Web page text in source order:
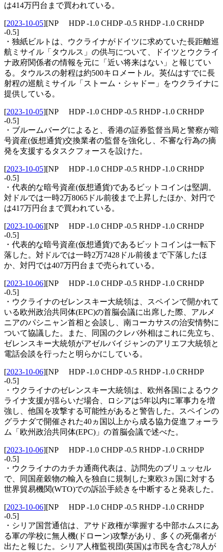
は414万円台まで買われている。
[2023-10-05][NP HDP -1.0 CHDP -0.5 RHDP -1.0 CRHDP
-0.5]
・独紙ビルトは、ウクライナがドイツに求めていた長距離巡
航ミサイル「タウルス」の供与について、ドイツとウクライ
ナ政府関係者の情報を元に「近い将来はない」と報じてい
る。タウルスの射程は約500キロメートル。英仏はすでに長
射程の巡航ミサイル「ストーム・シャドー」をウクライナに
提供している。
[2023-10-05][NP HDP -1.0 CHDP -0.5 RHDP -1.0 CRHDP
-0.5]
・ブルームバーグによると、香港の証券監督当局と警察が暗
号資産(仮想通貨)交換業者の監督を強化し、不審な行為の摘
発を支援するタスクフォースを設けた。
[2023-10-05][NP HDP -1.0 CHDP -0.5 RHDP -1.0 CRHDP
-0.5]
・代表的な暗号資産(仮想通貨)であるビットコインは堅調。
対ドルでは一時2万8065ドル前後まで上昇したほか、対円で
は417万円台まで買われている。
[2023-10-06][NP HDP -1.0 CHDP -0.5 RHDP -1.0 CRHDP
-0.5]
・代表的な暗号資産(仮想通貨)であるビットコインは一転下
落した。対ドルでは一時2万7428ドル前後まで下落したほ
か、対円では407万円台まで売られている。
[2023-10-06][NP HDP -1.0 CHDP -0.5 RHDP -1.0 CRHDP
-0.5]
・ウクライナのゼレンスキー大統領は、スペインで開かれて
いる欧州政治共同体(EPC)の首脳会議に出席した際、アルメ
ニアのパシニャン首相と会談し、南コーカサスの治安情勢に
ついて協議した。また、同国のクレバ外相はこれに先立ち、
ゼレンスキー大統領がアゼルバイジャンのアリエフ大統領と
電話会談を行ったと明らかにしている。
[2023-10-06][NP HDP -1.0 CHDP -0.5 RHDP -1.0 CRHDP
-0.5]
・ウクライナのゼレンスキー大統領は、欧州各国によるウク
ライナ支援が揺らいだ場合、ロシアは5年以内に軍事力を増
強し、他国を攻撃する可能性があると警告した。スペインの
グラナダで開催された40ヵ国以上から成る協力促進フォーラ
ム「欧州政治共同体(EPC)」の首脳会議で述べた。
[2023-10-06][NP HDP -1.0 CHDP -0.5 RHDP -1.0 CRHDP
-0.5]
・ウクライナのカチカ通商代表は、訪問先のブリュッセル
で、同国産穀物の輸入を独自に規制した東欧3ヵ国に対する
世界貿易機関(WTO)での訴訟手続きを中断すると発表した。
[2023-10-06][NP HDP -1.0 CHDP -0.5 RHDP -1.0 CRHDP
-0.5]
・シリア国営通信は、アサド政権が掌握する中部ホムスにあ
る軍の学校に無人機(ドローン)攻撃があり、多くの死傷者が
出たと報じた。シリア人権監視団(英国)は市民を含む78人が